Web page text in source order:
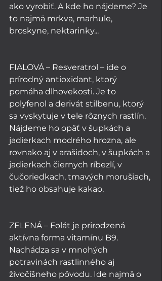
ako vyrobiť. A kde ho nájdeme? Je
to najmä mrkva, marhule,
broskyne, nektarinky...
FIALOVÁ – Resveratrol – ide o
prírodný antioxidant, ktorý
pomáha dlhovekosti. Je to
polyfenol a derivát stilbenu, ktorý
sa vyskytuje v tele rôznych rastlín.
Nájdeme ho opäť v šupkách a
jadierkach modrého hrozna, ale
rovnako aj v arašidoch, v šupkách a
jadierkach čiernych ríbezlí, v
čučoriedkach, tmavých morušiach,
tiež ho obsahuje kakao.
ZELENÁ – Folát je prirodzená
aktívna forma vitamínu B9.
Nachádza sa v mnohých
potravinách rastlinného aj
živočíšneho pôvodu. Ide najmä o